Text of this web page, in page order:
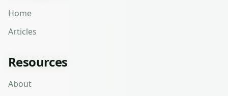
Home
Articles
Resources
About